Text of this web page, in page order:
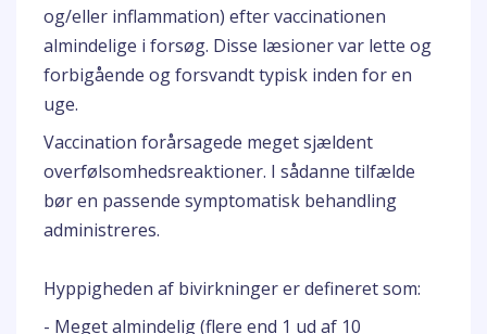
og/eller inflammation) efter vaccinationen
almindelige i forsøg. Disse læsioner var lette og
forbigående og forsvandt typisk inden for en
uge.
Vaccination forårsagede meget sjældent
overfølsomhedsreaktioner. I sådanne tilfælde
bør en passende symptomatisk behandling
administreres.
Hyppigheden af bivirkninger er defineret som:
- Meget almindelig (flere end 1 ud af 10